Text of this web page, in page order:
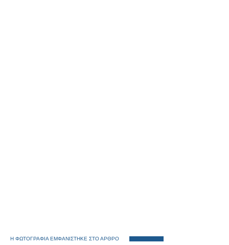
Η ΦΩΤΟΓΡΑΦΙΑ ΕΜΦΑΝΙΣΤΗΚΕ ΣΤΟ ΑΡΘΡΟ